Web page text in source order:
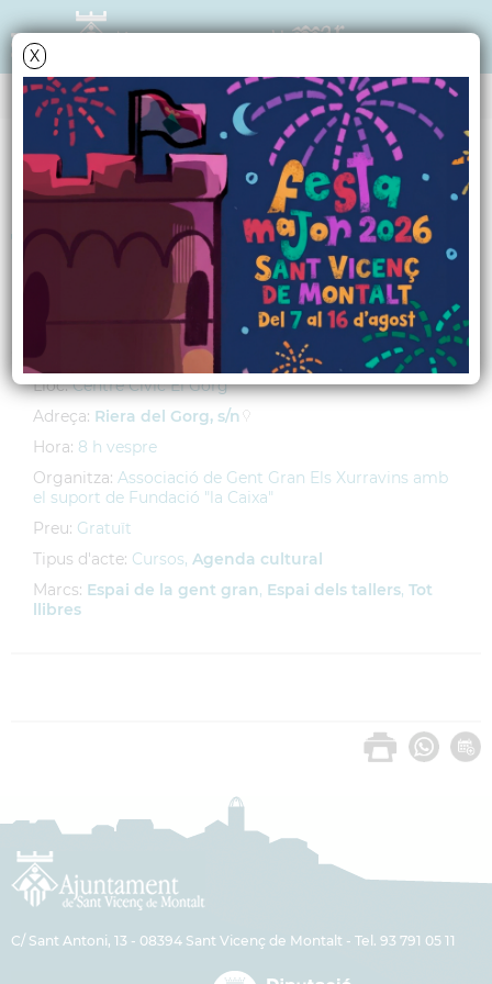
X
AGENDA
Dimarts17 abril 2012
Taller: "Grans lectors"
Impartit per Sílvia Sánchez
Lloc: Centre Cívic El Gorg
Adreça: Riera del Gorg, s/n
Hora: 8 h vespre
Organitza: Associació de Gent Gran Els Xurravins amb
el suport de Fundació "la Caixa"
Preu: Gratuït
Tipus d'acte: Cursos, Agenda cultural
Marcs: Espai de la gent gran, Espai dels tallers, Tot
llibres
C/ Sant Antoni, 13 - 08394 Sant Vicenç de Montalt - Tel. 93 791 05 11